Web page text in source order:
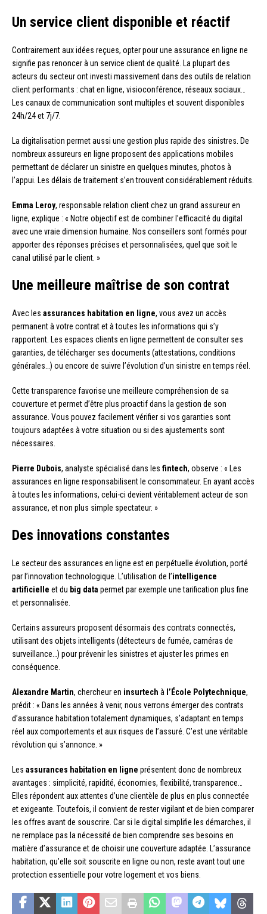
Un service client disponible et réactif
Contrairement aux idées reçues, opter pour une assurance en ligne ne
signifie pas renoncer à un service client de qualité. La plupart des
acteurs du secteur ont investi massivement dans des outils de relation
client performants : chat en ligne, visioconférence, réseaux sociaux…
Les canaux de communication sont multiples et souvent disponibles
24h/24 et 7j/7.
La digitalisation permet aussi une gestion plus rapide des sinistres. De
nombreux assureurs en ligne proposent des applications mobiles
permettant de déclarer un sinistre en quelques minutes, photos à
l’appui. Les délais de traitement s’en trouvent considérablement réduits.
Emma Leroy, responsable relation client chez un grand assureur en
ligne, explique : « Notre objectif est de combiner l’efficacité du digital
avec une vraie dimension humaine. Nos conseillers sont formés pour
apporter des réponses précises et personnalisées, quel que soit le
canal utilisé par le client. »
Une meilleure maîtrise de son contrat
Avec les assurances habitation en ligne, vous avez un accès
permanent à votre contrat et à toutes les informations qui s’y
rapportent. Les espaces clients en ligne permettent de consulter ses
garanties, de télécharger ses documents (attestations, conditions
générales…) ou encore de suivre l’évolution d’un sinistre en temps réel.
Cette transparence favorise une meilleure compréhension de sa
couverture et permet d’être plus proactif dans la gestion de son
assurance. Vous pouvez facilement vérifier si vos garanties sont
toujours adaptées à votre situation ou si des ajustements sont
nécessaires.
Pierre Dubois, analyste spécialisé dans les fintech, observe : « Les
assurances en ligne responsabilisent le consommateur. En ayant accès
à toutes les informations, celui-ci devient véritablement acteur de son
assurance, et non plus simple spectateur. »
Des innovations constantes
Le secteur des assurances en ligne est en perpétuelle évolution, porté
par l’innovation technologique. L’utilisation de l’intelligence
artificielle et du big data permet par exemple une tarification plus fine
et personnalisée.
Certains assureurs proposent désormais des contrats connectés,
utilisant des objets intelligents (détecteurs de fumée, caméras de
surveillance…) pour prévenir les sinistres et ajuster les primes en
conséquence.
Alexandre Martin, chercheur en insurtech à l’École Polytechnique,
prédit : « Dans les années à venir, nous verrons émerger des contrats
d’assurance habitation totalement dynamiques, s’adaptant en temps
réel aux comportements et aux risques de l’assuré. C’est une véritable
révolution qui s’annonce. »
Les assurances habitation en ligne présentent donc de nombreux
avantages : simplicité, rapidité, économies, flexibilité, transparence…
Elles répondent aux attentes d’une clientèle de plus en plus connectée
et exigeante. Toutefois, il convient de rester vigilant et de bien comparer
les offres avant de souscrire. Car si le digital simplifie les démarches, il
ne remplace pas la nécessité de bien comprendre ses besoins en
matière d’assurance et de choisir une couverture adaptée. L’assurance
habitation, qu’elle soit souscrite en ligne ou non, reste avant tout une
protection essentielle pour votre logement et vos biens.